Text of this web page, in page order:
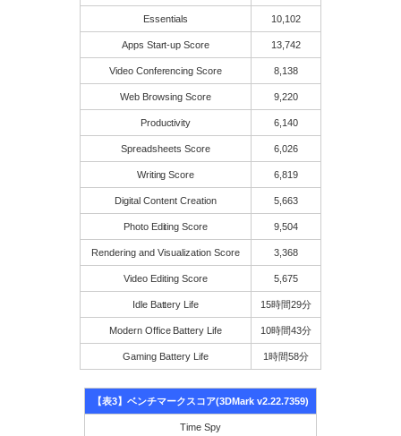
Essentials 10,102
Apps Start-up Score 13,742
Video Conferencing Score 8,138
Web Browsing Score 9,220
Productivity 6,140
Spreadsheets Score 6,026
Writing Score 6,819
Digital Content Creation 5,663
Photo Editing Score 9,504
Rendering and Visualization Score 3,368
Video Editing Score 5,675
Idle Battery Life 15時間29分
Modern Office Battery Life 10時間43分
Gaming Battery Life 1時間58分
【表3】ベンチマークスコア(3DMark v2.22.7359)
Time Spy